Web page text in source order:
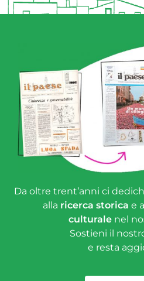
Da oltre trent’anni ci
alla ricerca storica e
culturale nel
Sostieni il
e resta